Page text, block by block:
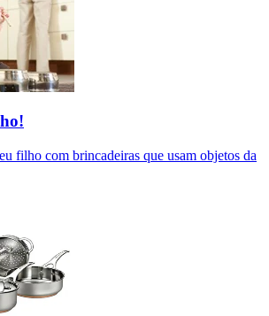
filho com brincadeiras que usam objetos da